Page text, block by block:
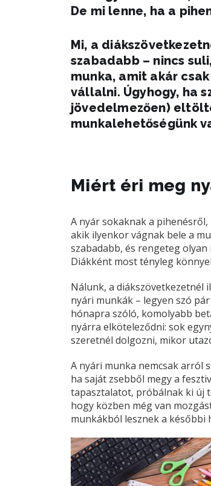
De mi lenne, ha a
Mi, a
szabadabb – nincs
munka, amit akár
vállalni. Úgyhogy, ha
jövedelmezően)
munkalehetőségünk
Miért éri meg
A nyár sokaknak a
akik ilyenkor vágnak bele a
szabadabb, és rengeteg
Diákként most tényleg
Nálunk, a diákszövetkezetnél
nyári munkák – legyen szó
hónapra szóló, komolyabb
nyárra elköteleződni: sok
szeretnél dolgozni, mikor
A nyári munka nemcsak arról
ha saját zsebből megy a
tapasztalatot, próbálnak ki új
hogy közben még van
munkákból lesznek a későbbi